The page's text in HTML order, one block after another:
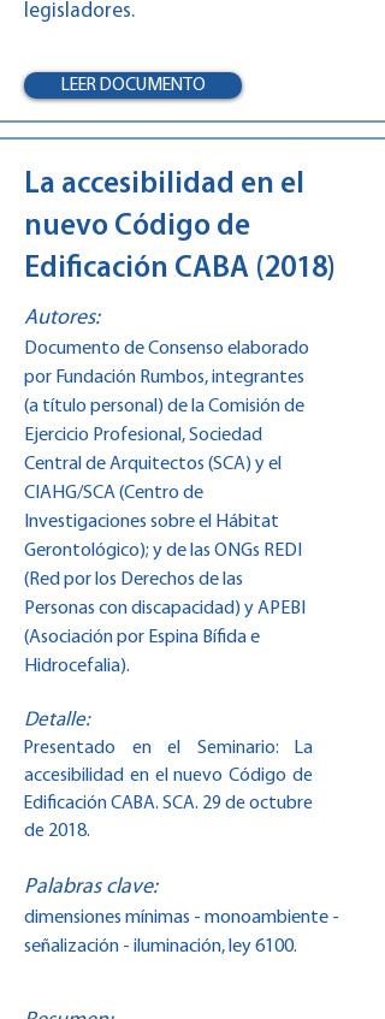
legisladores.
LEER DOCUMENTO
La accesibilidad en el
nuevo Código de
Edificación CABA (2018)
Autores:
Documento de Consenso elaborado
por Fundación Rumbos, integrantes
(a título personal) de la Comisión de
Ejercicio Profesional, Sociedad
Central de Arquitectos (SCA) y el
CIAHG/SCA (Centro de
Investigaciones sobre el Hábitat
Gerontológico); y de las ONGs REDI
(Red por los Derechos de las
Personas con discapacidad) y APEBI
(Asociación por Espina Bífida e
Hidrocefalia).
Detalle:
Presentado en el Seminario: La
accesibilidad en el nuevo Código de
Edificación CABA. SCA. 29 de octubre
de 2018.
Palabras clave:
dimensiones mínimas - monoambiente -
señalización - iluminación, ley 6100.